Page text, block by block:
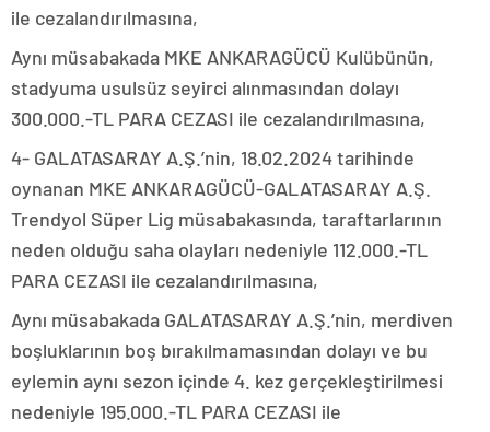
ile cezalandırılmasına,
Aynı müsabakada MKE ANKARAGÜCÜ Kulübünün,
stadyuma usulsüz seyirci alınmasından dolayı
300.000.-TL PARA CEZASI ile cezalandırılmasına,
4- GALATASARAY A.Ş.’nin, 18.02.2024 tarihinde
oynanan MKE ANKARAGÜCÜ-GALATASARAY A.Ş.
Trendyol Süper Lig müsabakasında, taraftarlarının
neden olduğu saha olayları nedeniyle 112.000.-TL
PARA CEZASI ile cezalandırılmasına,
Aynı müsabakada GALATASARAY A.Ş.’nin, merdiven
boşluklarının boş bırakılmamasından dolayı ve bu
eylemin aynı sezon içinde 4. kez gerçekleştirilmesi
nedeniyle 195.000.-TL PARA CEZASI ile